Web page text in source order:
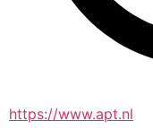
https://www.apt.nl